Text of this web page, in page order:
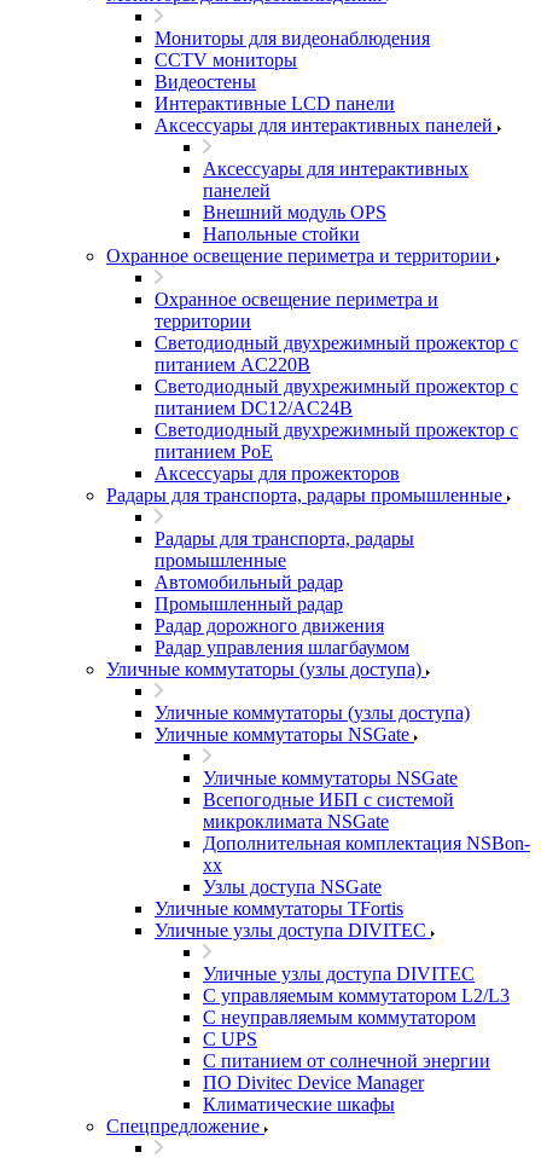
Мониторы для видеонаблюдения
CCTV мониторы
Видеостены
Интерактивные LCD панели
Аксессуары для интерактивных панелей
Аксессуары для интерактивных
панелей
Внешний модуль OPS
Напольные стойки
Охранное освещение периметра и территории
Охранное освещение периметра и
территории
Светодиодный двухрежимный прожектор с
питанием AC220В
Светодиодный двухрежимный прожектор с
питанием DC12/AC24В
Светодиодный двухрежимный прожектор с
питанием PoE
Аксессуары для прожекторов
Радары для транспорта, радары промышленные
Радары для транспорта, радары
промышленные
Автомобильный радар
Промышленный радар
Радар дорожного движения
Радар управления шлагбаумом
Уличные коммутаторы (узлы доступа)
Уличные коммутаторы (узлы доступа)
Уличные коммутаторы NSGate
Уличные коммутаторы NSGate
Всепогодные ИБП с системой
микроклимата NSGate
Дополнительная комплектация NSBon-
xx
Узлы доступа NSGate
Уличные коммутаторы TFortis
Уличные узлы доступа DIVITEC
Уличные узлы доступа DIVITEC
С управляемым коммутатором L2/L3
С неуправляемым коммутатором
С UPS
С питанием от солнечной энергии
ПО Divitec Device Manager
Климатические шкафы
Спецпредложение